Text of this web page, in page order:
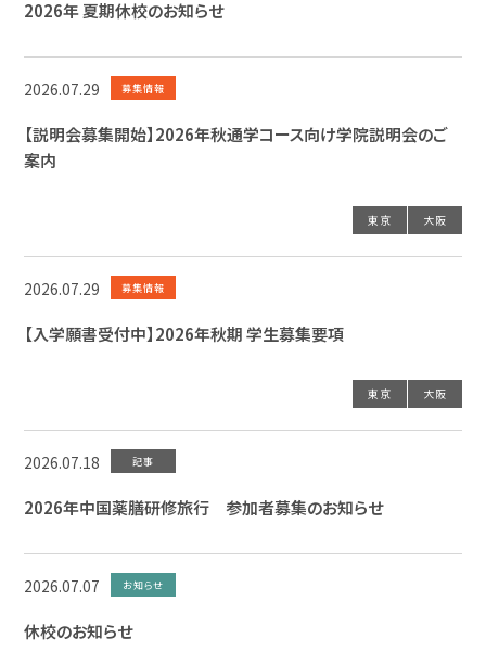
2026年 夏期休校のお知らせ
2026.07.29 募集情報
【説明会募集開始】2026年秋通学コース向け学院説明会のご
案内
東京 大阪
2026.07.29 募集情報
【入学願書受付中】2026年秋期 学生募集要項
東京 大阪
2026.07.18 記事
2026年中国薬膳研修旅行 参加者募集のお知らせ
2026.07.07 お知らせ
休校のお知らせ